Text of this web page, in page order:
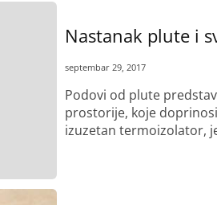
Nastanak plute i
septembar 29, 2017
Podovi od plute
prostorije, koje
izuzetan termoizolator,